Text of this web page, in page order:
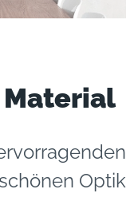
Material
Optik